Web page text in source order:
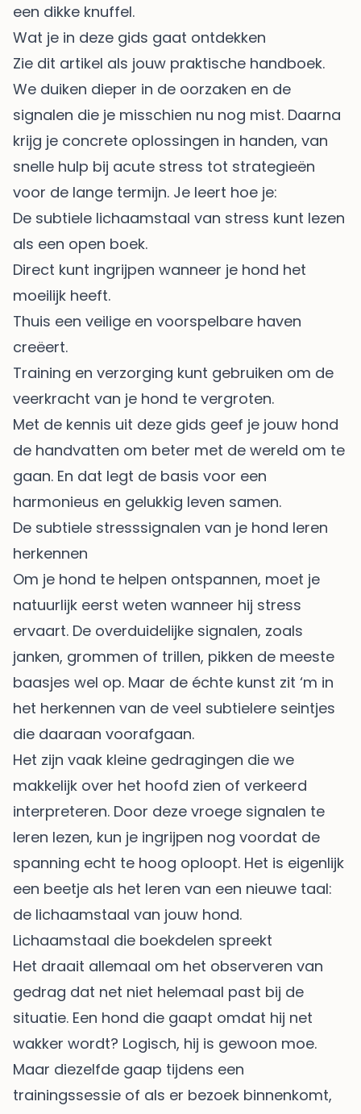
een dikke knuffel.
Wat je in deze gids gaat ontdekken
Zie dit artikel als jouw praktische handboek.
We duiken dieper in de oorzaken en de
signalen die je misschien nu nog mist. Daarna
krijg je concrete oplossingen in handen, van
snelle hulp bij acute stress tot strategieën
voor de lange termijn. Je leert hoe je:
De subtiele lichaamstaal van stress kunt lezen
als een open boek.
Direct kunt ingrijpen wanneer je hond het
moeilijk heeft.
Thuis een veilige en voorspelbare haven
creëert.
Training en verzorging kunt gebruiken om de
veerkracht van je hond te vergroten.
Met de kennis uit deze gids geef je jouw hond
de handvatten om beter met de wereld om te
gaan. En dat legt de basis voor een
harmonieus en gelukkig leven samen.
De subtiele stresssignalen van je hond leren
herkennen
Om je hond te helpen ontspannen, moet je
natuurlijk eerst weten wanneer hij stress
ervaart. De overduidelijke signalen, zoals
janken, grommen of trillen, pikken de meeste
baasjes wel op. Maar de échte kunst zit ‘m in
het herkennen van de veel subtielere seintjes
die daaraan voorafgaan.
Het zijn vaak kleine gedragingen die we
makkelijk over het hoofd zien of verkeerd
interpreteren. Door deze vroege signalen te
leren lezen, kun je ingrijpen nog voordat de
spanning echt te hoog oploopt. Het is eigenlijk
een beetje als het leren van een nieuwe taal:
de lichaamstaal van jouw hond.
Lichaamstaal die boekdelen spreekt
Het draait allemaal om het observeren van
gedrag dat net niet helemaal past bij de
situatie. Een hond die gaapt omdat hij net
wakker wordt? Logisch, hij is gewoon moe.
Maar diezelfde gaap tijdens een
trainingssessie of als er bezoek binnenkomt,